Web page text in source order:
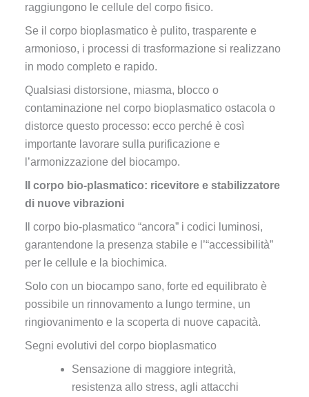
raggiungono le cellule del corpo fisico.
Se il corpo bioplasmatico è pulito, trasparente e
armonioso, i processi di trasformazione si realizzano
in modo completo e rapido.
Qualsiasi distorsione, miasma, blocco o
contaminazione nel corpo bioplasmatico ostacola o
distorce questo processo: ecco perché è così
importante lavorare sulla purificazione e
l’armonizzazione del biocampo.
Il corpo bio-plasmatico: ricevitore e stabilizzatore
di nuove vibrazioni
Il corpo bio-plasmatico “ancora” i codici luminosi,
garantendone la presenza stabile e l’“accessibilità”
per le cellule e la biochimica.
Solo con un biocampo sano, forte ed equilibrato è
possibile un rinnovamento a lungo termine, un
ringiovanimento e la scoperta di nuove capacità.
Segni evolutivi del corpo bioplasmatico
Sensazione di maggiore integrità,
resistenza allo stress, agli attacchi